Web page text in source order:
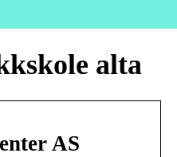
alta
AS